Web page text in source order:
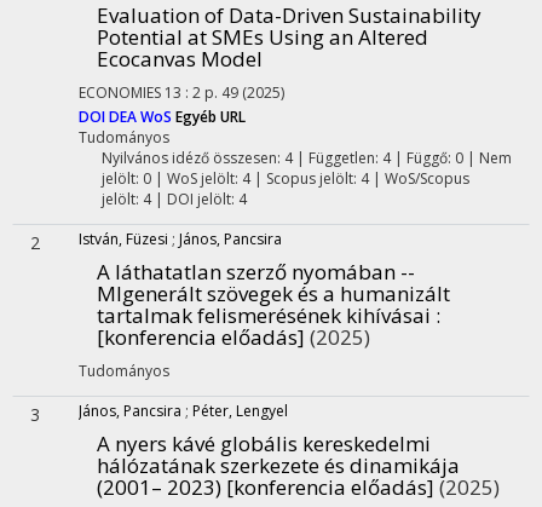
Evaluation of Data-Driven Sustainability
Potential at SMEs Using an Altered
Ecocanvas Model
ECONOMIES 13 : 2 p. 49 (2025)
DOIDEAWoS Egyéb URL
Tudományos
Nyilvános idéző összesen: 4| Független: 4 | Függő: 0 | Nem
jelölt: 0 | WoS jelölt: 4 | Scopus jelölt: 4 | WoS/Scopus
jelölt: 4 | DOI jelölt: 4
2 István, Füzesi ; János, Pancsira
A láthatatlan szerző nyomában --
MIgenerált szövegek és a humanizált
tartalmak felismerésének kihívásai :
[konferencia előadás] (2025)
Tudományos
3 János, Pancsira ; Péter, Lengyel
A nyers kávé globális kereskedelmi
hálózatának szerkezete és dinamikája
(2001– 2023) [konferencia előadás] (2025)